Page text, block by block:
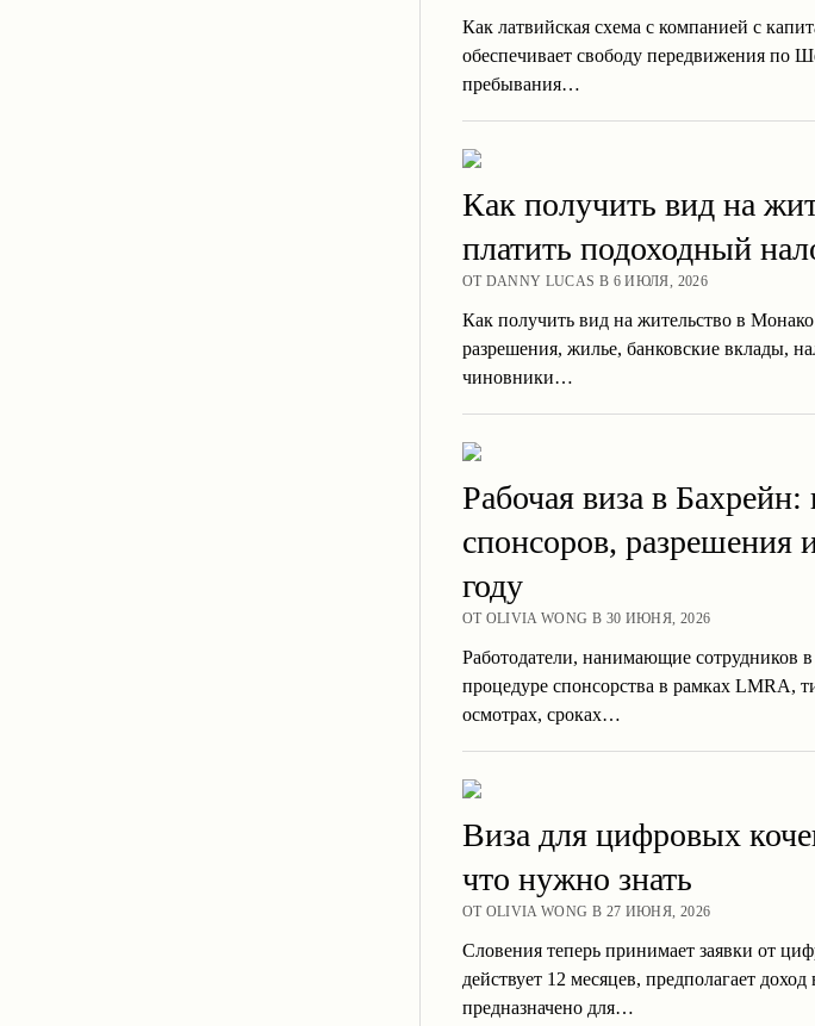
Как латвийская схема с компанией с
обеспечивает свободу передвижения по
пребывания…
Как получить вид на
платить подоходный
ОТ DANNY LUCAS В 6 ИЮЛЯ, 2026
Как получить вид на жительство в
разрешения, жилье, банковские вклады,
чиновники…
Рабочая виза в Бахрейн:
спонсоров, разрешения
году
ОТ OLIVIA WONG В 30 ИЮНЯ, 2026
Работодатели, нанимающие сотрудников
процедуре спонсорства в рамках LMRA,
осмотрах, сроках…
Виза для цифровых
что нужно знать
ОТ OLIVIA WONG В 27 ИЮНЯ, 2026
Словения теперь принимает заявки от
действует 12 месяцев, предполагает
предназначено для…